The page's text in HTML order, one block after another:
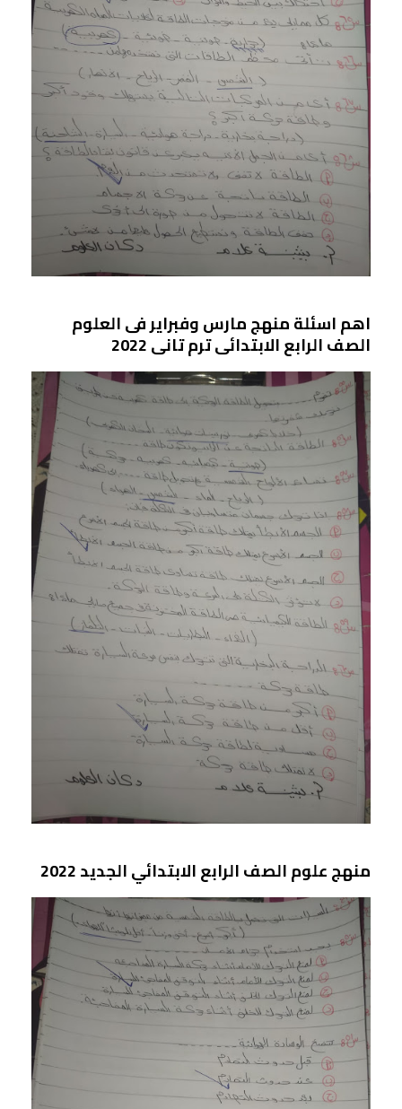
اهم اسئلة منهج مارس وفبراير فى العلوم
الصف الرابع الابتدائى ترم تانى 2022
منهج علوم الصف الرابع الابتدائي الجديد 2022